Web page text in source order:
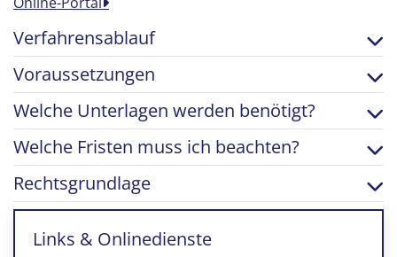
Verfahrensablauf
Voraussetzungen
Welche Unterlagen werden benötigt?
Welche Fristen muss ich beachten?
Rechtsgrundlage
Links & Onlinedienste